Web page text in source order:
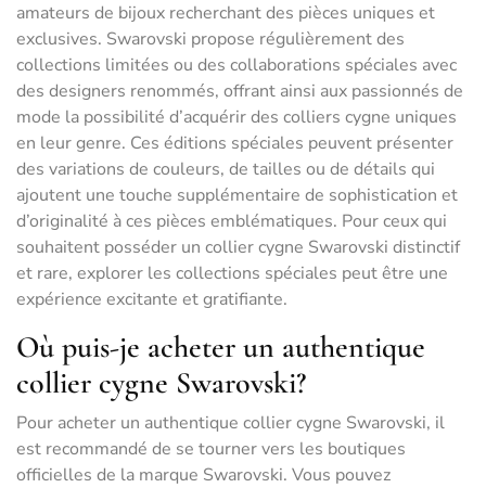
amateurs de bijoux recherchant des pièces uniques et
exclusives. Swarovski propose régulièrement des
collections limitées ou des collaborations spéciales avec
des designers renommés, offrant ainsi aux passionnés de
mode la possibilité d’acquérir des colliers cygne uniques
en leur genre. Ces éditions spéciales peuvent présenter
des variations de couleurs, de tailles ou de détails qui
ajoutent une touche supplémentaire de sophistication et
d’originalité à ces pièces emblématiques. Pour ceux qui
souhaitent posséder un collier cygne Swarovski distinctif
et rare, explorer les collections spéciales peut être une
expérience excitante et gratifiante.
Où puis-je acheter un authentique
collier cygne Swarovski?
Pour acheter un authentique collier cygne Swarovski, il
est recommandé de se tourner vers les boutiques
officielles de la marque Swarovski. Vous pouvez